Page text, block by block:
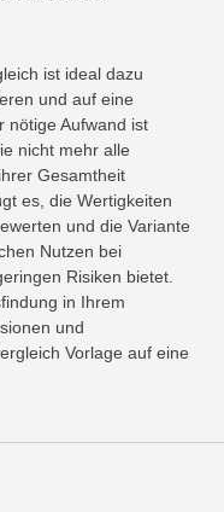
ist ideal dazu
und auf eine
nötige Aufwand ist
nicht mehr alle
Gesamtheit
es, die Wertigkeiten
und die Variante
Nutzen bei
Risiken bietet.
in Ihrem
und
Vorlage auf eine